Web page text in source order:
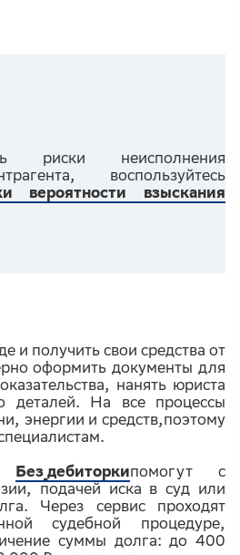
риски неисполнения
воспользуйтесь
вероятности взыскания
и получить свои средства от
оформить документы для
нанять юриста
деталей. На все процессы
энергии и средств,поэтому
Без_дебиторкипомогут с
подачей иска в суд или
Через сервис проходят
судебной процедуре,
суммы долга: до 400